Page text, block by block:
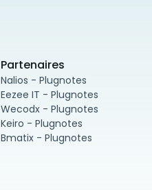
Partenaires
Nalios - Plugnotes
Eezee IT - Plugnotes
Wecodx - Plugnotes
Keiro - Plugnotes
Bmatix - Plugnotes